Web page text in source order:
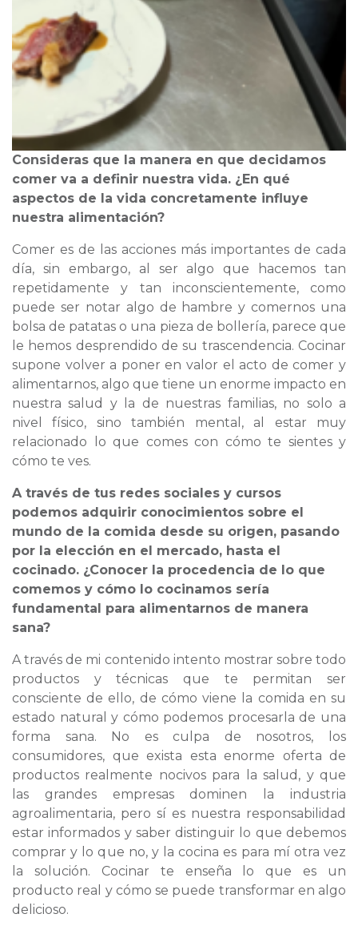
Consideras que la manera en que decidamos
comer va a definir nuestra vida. ¿En qué
aspectos de la vida concretamente influye
nuestra alimentación?
Comer es de las acciones más importantes de cada
día, sin embargo, al ser algo que hacemos tan
repetidamente y tan inconscientemente, como
puede ser notar algo de hambre y comernos una
bolsa de patatas o una pieza de bollería, parece que
le hemos desprendido de su trascendencia. Cocinar
supone volver a poner en valor el acto de comer y
alimentarnos, algo que tiene un enorme impacto en
nuestra salud y la de nuestras familias, no solo a
nivel físico, sino también mental, al estar muy
relacionado lo que comes con cómo te sientes y
cómo te ves.
A través de tus redes sociales y cursos
podemos adquirir conocimientos sobre el
mundo de la comida desde su origen, pasando
por la elección en el mercado, hasta el
cocinado. ¿Conocer la procedencia de lo que
comemos y cómo lo cocinamos sería
fundamental para alimentarnos de manera
sana?
A través de mi contenido intento mostrar sobre todo
productos y técnicas que te permitan ser
consciente de ello, de cómo viene la comida en su
estado natural y cómo podemos procesarla de una
forma sana. No es culpa de nosotros, los
consumidores, que exista esta enorme oferta de
productos realmente nocivos para la salud, y que
las grandes empresas dominen la industria
agroalimentaria, pero sí es nuestra responsabilidad
estar informados y saber distinguir lo que debemos
comprar y lo que no, y la cocina es para mí otra vez
la solución. Cocinar te enseña lo que es un
producto real y cómo se puede transformar en algo
delicioso.